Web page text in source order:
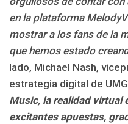
en la plataforma
mostrar a los fans de la
que hemos estado
lado, Michael Nash,
estrategia digital de
Music, la realidad virtual
excitantes apuestas,